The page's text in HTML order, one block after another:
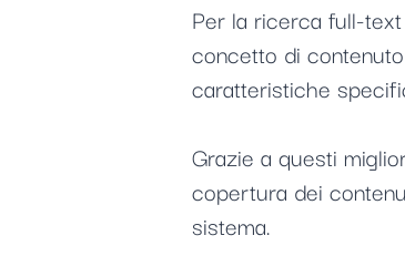
Per la ricerca full-
concetto di
caratteristiche
Grazie a questi
copertura dei
sistema.